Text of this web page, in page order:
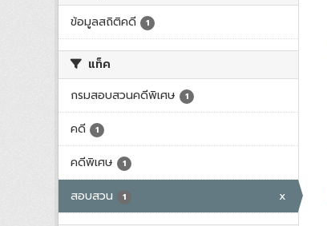
ข้อมูลสถิติคดี
1
แท็ค
กรมสอบสวนคดีพิเศษ
1
คดี 1
คดีพิเศษ 1
สอบสวน 1 x